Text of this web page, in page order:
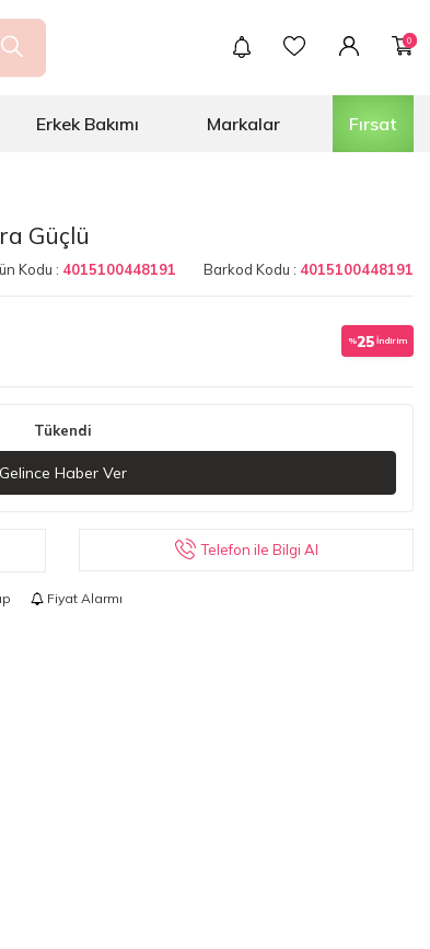
0
Erkek Bakımı Markalar Fırsat
Güçlü
Kodu : 4015100448191 Barkod Kodu : 4015100448191
%25 İndirim
Tükendi
Gelince Haber Ver
Telefon ile Bilgi Al
Fiyat Alarmı